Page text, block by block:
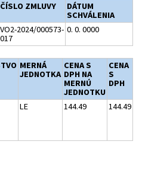
ČÍSLO ZMLUVY
DÁTUM
SCHVÁLENIA
VO2-2024/000573-
017
0. 0. 0000
MERNÁ
JEDNOTKA
CENA S
DPH NA
MERNÚ
JEDNOTKU
CENA
S
DPH
LE 144.49 144.49